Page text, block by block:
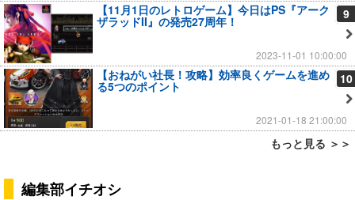
9
【11月1日のレトロゲーム】今日はPS『アーク
ザラッドII』の発売27周年！
2023-11-01 10:00:00
10
【おねがい社長！攻略】効率良くゲームを進め
る5つのポイント
2021-01-18 21:00:00
もっと見る ＞＞
編集部イチオシ